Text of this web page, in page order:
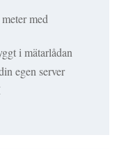
med
i mätarlådan
egen server